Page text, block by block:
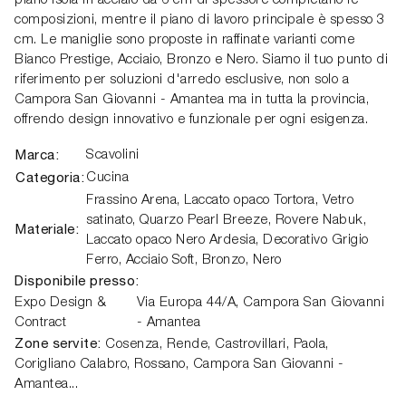
composizioni, mentre il piano di lavoro principale è spesso 3
cm. Le maniglie sono proposte in raffinate varianti come
Bianco Prestige, Acciaio, Bronzo e Nero. Siamo il tuo punto di
riferimento per soluzioni d'arredo esclusive, non solo a
Campora San Giovanni - Amantea ma in tutta la provincia,
offrendo design innovativo e funzionale per ogni esigenza.
Marca: Scavolini
Categoria: Cucina
Materiale:
Frassino Arena, Laccato opaco Tortora, Vetro
satinato, Quarzo Pearl Breeze, Rovere Nabuk,
Laccato opaco Nero Ardesia, Decorativo Grigio
Ferro, Acciaio Soft, Bronzo, Nero
Disponibile presso:
Expo Design &
Contract
Via Europa 44/A, Campora San Giovanni
- Amantea
Zone servite: Cosenza, Rende, Castrovillari, Paola,
Corigliano Calabro, Rossano, Campora San Giovanni -
Amantea...